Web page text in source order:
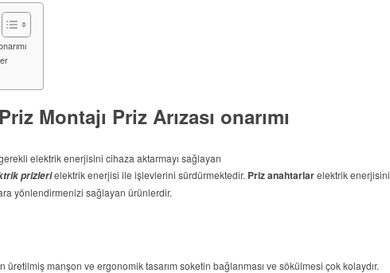
Priz Montajı Priz Arızası onarımı
elektrik enerjisini cihaza aktarmayı sağlayan
prizlerielektrik enerjisi ile işlevlerini sürdürmektedir. Priz anahtarlarelektrik enerjisini
yönlendirmenizi sağlayan ürünlerdir.
üretilmiş manşon ve ergonomik tasarım soketin bağlanması ve sökülmesi çok kolaydır.